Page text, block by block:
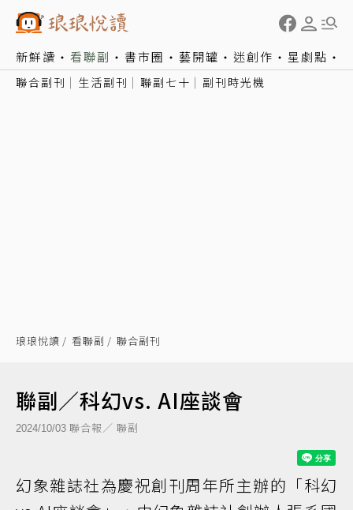
新鮮讀 看聯副 書市圈 藝開罐 迷創作 星劇點
聯合副刊 生活副刊 聯副七十 副刊時光機
琅琅悅讀 看聯副 聯合副刊
聯副／科幻vs. AI座談會
2024/10/03 聯合報／ 聯副
幻象雜誌社為慶祝創刊周年所主辦的「科幻